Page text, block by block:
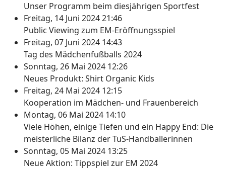
Unser Programm beim diesjährigen Sportfest
Freitag, 14 Juni 2024 21:46
Public Viewing zum EM-Eröffnungsspiel
Freitag, 07 Juni 2024 14:43
Tag des Mädchenfußballs 2024
Sonntag, 26 Mai 2024 12:26
Neues Produkt: Shirt Organic Kids
Freitag, 24 Mai 2024 12:15
Kooperation im Mädchen- und Frauenbereich
Montag, 06 Mai 2024 14:10
Viele Höhen, einige Tiefen und ein Happy End: Die
meisterliche Bilanz der TuS-Handballerinnen
Sonntag, 05 Mai 2024 13:25
Neue Aktion: Tippspiel zur EM 2024